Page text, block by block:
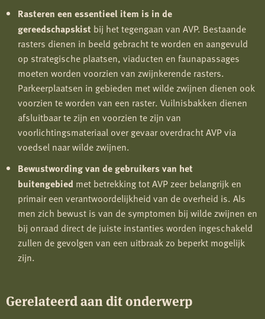
Rasteren een essentieel item is in de
gereedschapskist bij het tegengaan van AVP. Bestaande
rasters dienen in beeld gebracht te worden en aangevuld
op strategische plaatsen, viaducten en faunapassages
moeten worden voorzien van zwijnkerende rasters.
Parkeerplaatsen in gebieden met wilde zwijnen dienen ook
voorzien te worden van een raster. Vuilnisbakken dienen
afsluitbaar te zijn en voorzien te zijn van
voorlichtingsmateriaal over gevaar overdracht AVP via
voedsel naar wilde zwijnen.
Bewustwording van de gebruikers van het
buitengebied met betrekking tot AVP zeer belangrijk en
primair een verantwoordelijkheid van de overheid is. Als
men zich bewust is van de symptomen bij wilde zwijnen en
bij onraad direct de juiste instanties worden ingeschakeld
zullen de gevolgen van een uitbraak zo beperkt mogelijk
zijn.
Gerelateerd aan dit onderwerp